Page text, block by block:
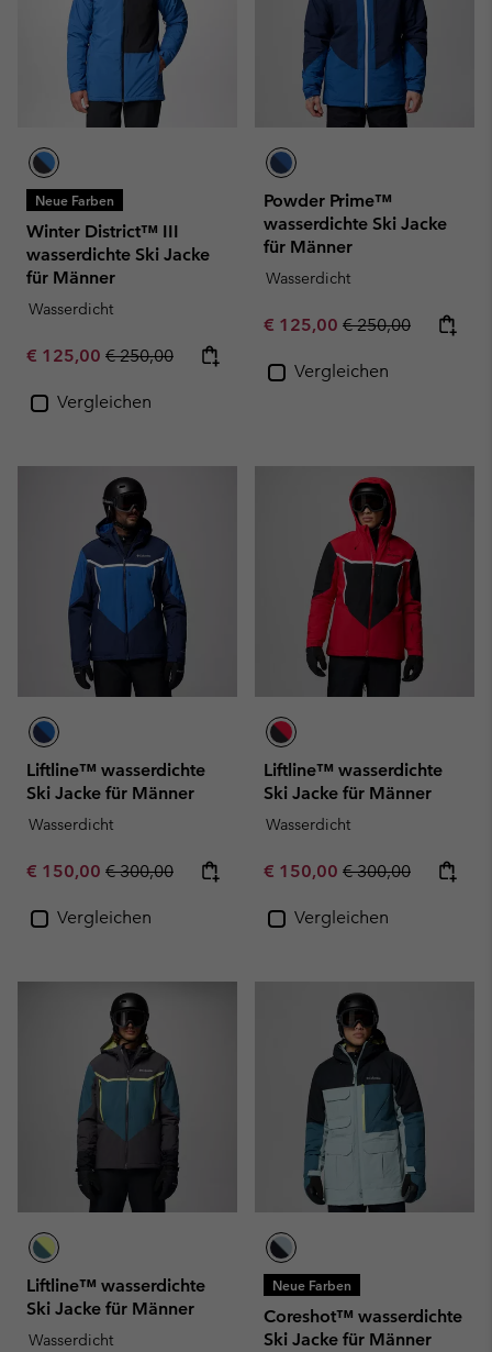
Neue Farben
Winter District™ III
wasserdichte Ski Jacke
für Männer
Wasserdicht
Sale price:
€ 125,00 Regular price:
€ 250,00
Vergleichen
Powder Prime™
wasserdichte Ski Jacke
für Männer
Wasserdicht
Sale price:
€ 125,00 Regular price:
€ 250,00
Vergleichen
Liftline™ wasserdichte
Ski Jacke für Männer
Wasserdicht
Sale price:
€ 150,00 Regular price:
€ 300,00
Vergleichen
Liftline™ wasserdichte
Ski Jacke für Männer
Wasserdicht
Sale price:
€ 150,00 Regular price:
€ 300,00
Vergleichen
Liftline™ wasserdichte
Ski Jacke für Männer
Wasserdicht
Neue Farben
Coreshot™ wasserdichte
Ski Jacke für Männer